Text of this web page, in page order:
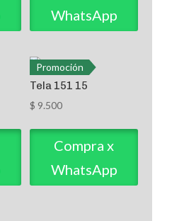
WhatsApp
Promoción
Tela 151 15
$ 9.500
Compra x
WhatsApp